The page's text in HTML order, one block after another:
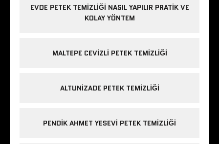
EVDE PETEK TEMIZLIĞI NASIL YAPILIR PRATIK VE
KOLAY YÖNTEM
MALTEPE CEVIZLI PETEK TEMIZLIĞI
ALTUNIZADE PETEK TEMIZLIĞI
PENDIK AHMET YESEVI PETEK TEMIZLIĞI